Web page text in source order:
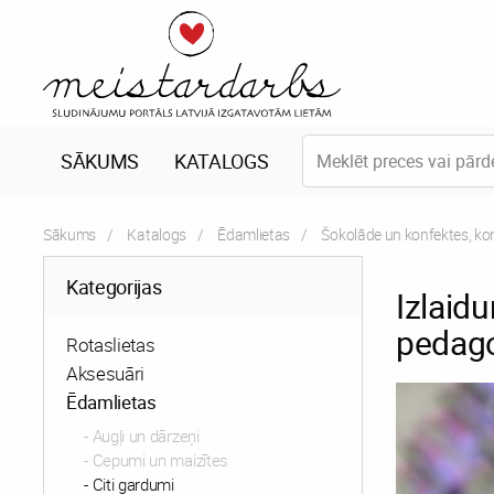
SĀKUMS KATALOGS
Sākums Katalogs Ēdamlietas Šokolāde un konfektes,
Kategorijas
Rotaslietas
Aksesuāri
Ēdamlietas
Augļi un dārzeņi
Cepumi un maizītes
Citi gardumi